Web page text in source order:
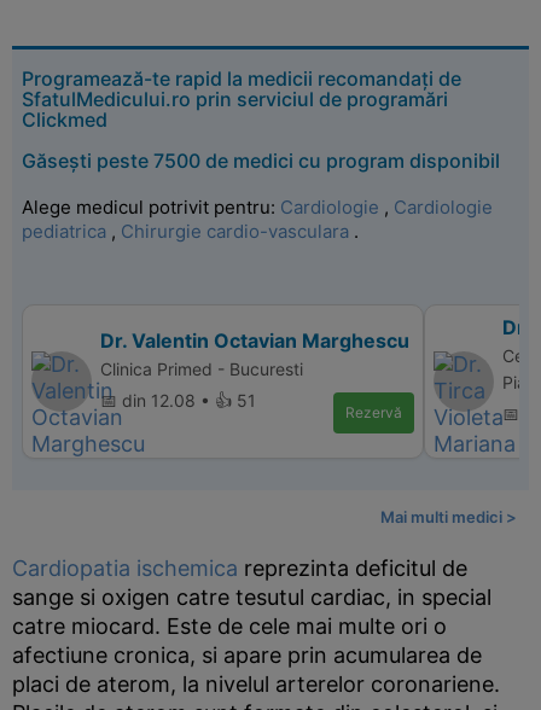
Programează-te rapid la medicii recomandați de
SfatulMedicului.ro prin serviciul de programări
Clickmed
Găsești peste 7500 de medici cu program disponibil
Alege medicul potrivit pentru: Cardiologie , Cardiologie
pediatrica , Chirurgie cardio-vasculara .
Dr. Valentin Octavian Marghescu
Clinica Primed - Bucuresti
📅 din 12.08 • 👍 51
Rezervă
Dr.
📅
Mai multi medici >
Cardiopatia ischemica reprezinta deficitul de
sange si oxigen catre tesutul cardiac, in special
catre miocard. Este de cele mai multe ori o
afectiune cronica, si apare prin acumularea de
placi de aterom, la nivelul arterelor coronariene.